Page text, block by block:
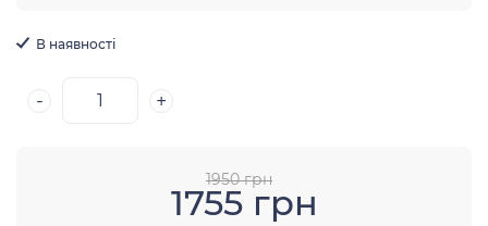
В наявності
- +
1950 грн
1755 грн